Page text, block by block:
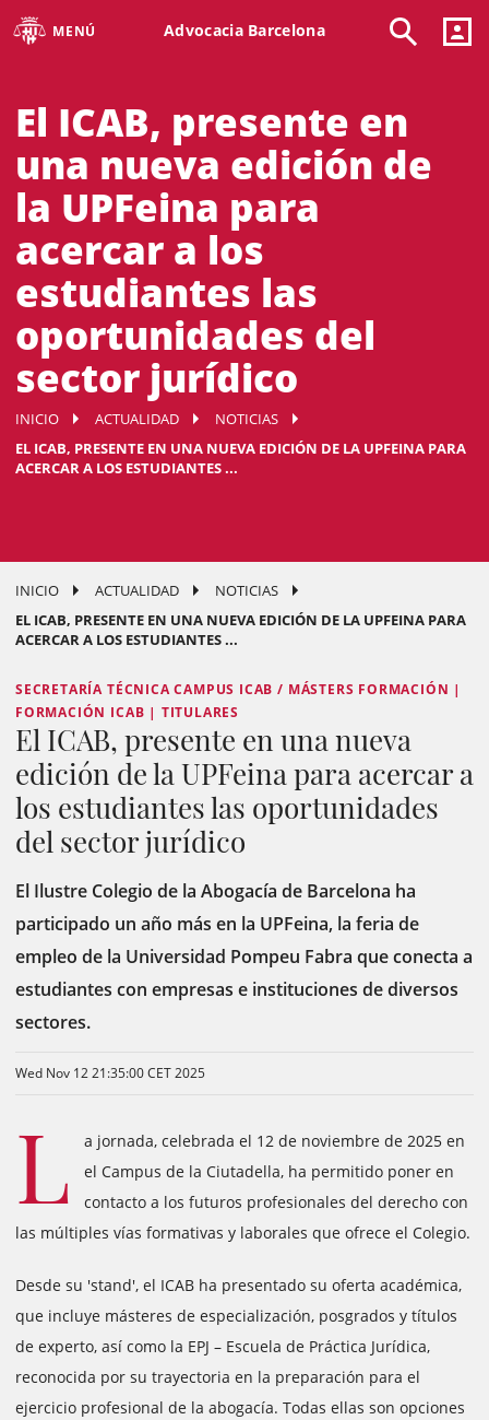
MENÚ Advocacia Barcelona
El ICAB, presente en
una nueva edición de
la UPFeina para
acercar a los
estudiantes las
oportunidades del
sector jurídico
INICIO ACTUALIDAD
NOTICIAS
EL ICAB, PRESENTE EN UNA NUEVA EDICIÓN DE LA UPFEINA PARA
ACERCAR A LOS ESTUDIANTES ...
INICIO ACTUALIDAD
NOTICIAS
EL ICAB, PRESENTE EN UNA NUEVA EDICIÓN DE LA UPFEINA PARA
ACERCAR A LOS ESTUDIANTES ...
SECRETARÍA TÉCNICA CAMPUS ICAB / MÁSTERS FORMACIÓN |
FORMACIÓN ICAB | TITULARES
El ICAB, presente en una nueva
edición de la UPFeina para acercar a
los estudiantes las oportunidades
del sector jurídico
El Ilustre Colegio de la Abogacía de Barcelona ha
participado un año más en la UPFeina, la feria de
empleo de la Universidad Pompeu Fabra que conecta a
estudiantes con empresas e instituciones de diversos
sectores.
Wed Nov 12 21:35:00 CET 2025
L
a jornada, celebrada el 12 de noviembre de 2025 en
el Campus de la Ciutadella, ha permitido poner en
contacto a los futuros profesionales del derecho con
las múltiples vías formativas y laborales que ofrece el Colegio.
Desde su 'stand', el ICAB ha presentado su oferta académica,
que incluye másteres de especialización, posgrados y títulos
de experto, así como la EPJ – Escuela de Práctica Jurídica,
reconocida por su trayectoria en la preparación para el
ejercicio profesional de la abogacía. Todas ellas son opciones